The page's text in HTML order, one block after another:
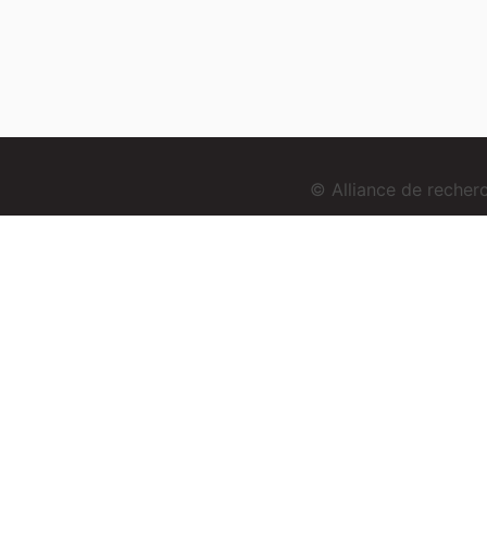
© Alliance de